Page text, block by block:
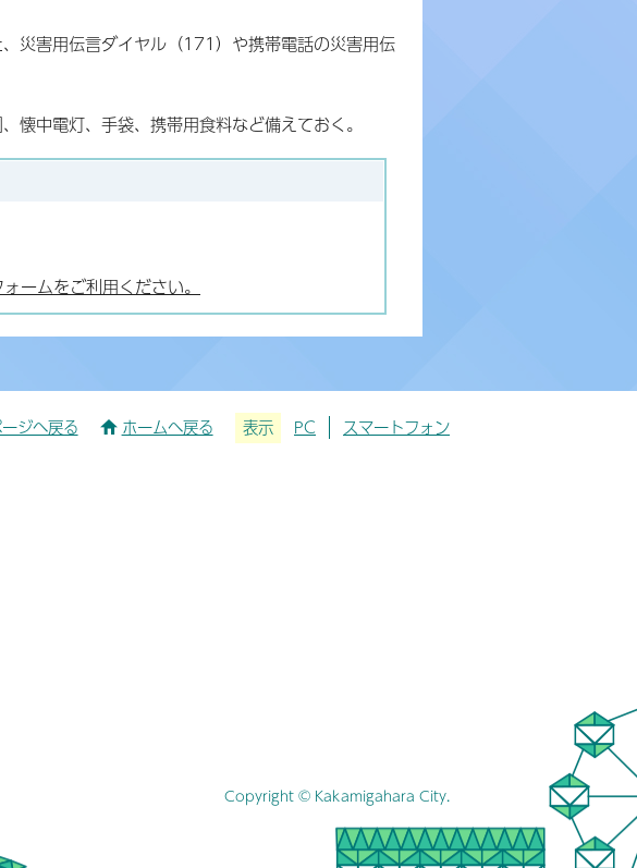
災害用伝言ダイヤル（171）や携帯電話の災害用伝
懐中電灯、手袋、携帯用食料など備えておく。
ームをご利用ください。
ジへ戻る ホームへ戻る 表示 PC スマートフォン
Copyright © Kakamigahara City.